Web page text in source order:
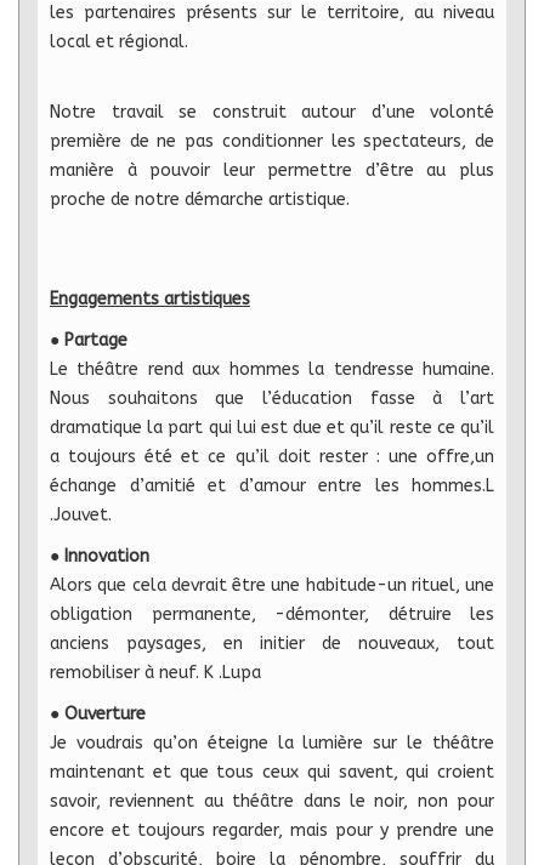
les partenaires présents sur le territoire, au niveau
local et régional.
Notre travail se construit autour d’une volonté
première de ne pas conditionner les spectateurs, de
manière à pouvoir leur permettre d’être au plus
proche de notre démarche artistique.
Engagements artistiques
● Partage
Le théâtre rend aux hommes la tendresse humaine.
Nous souhaitons que l’éducation fasse à l’art
dramatique la part qui lui est due et qu’il reste ce qu’il
a toujours été et ce qu’il doit rester : une offre,un
échange d’amitié et d’amour entre les hommes.L​
.Jouvet.
● Innovation
Alors que cela devrait être une habitude-un rituel, une
obligation permanente, -démonter, détruire les
anciens paysages, en initier de nouveaux, tout
remobiliser à neuf. K​ .Lupa
● Ouverture
Je voudrais qu’on éteigne la lumière sur le théâtre
maintenant et que tous ceux qui savent, qui croient
savoir, reviennent au théâtre dans le noir, non pour
encore et toujours regarder, mais pour y prendre une
leçon d’obscurité, boire la pénombre, souffrir du